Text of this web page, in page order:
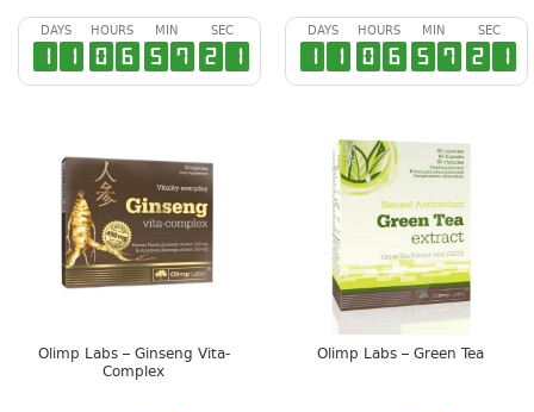
DAYS
1 1
HOURS
0 6
MIN
5 7
SEC
2 0
Olimp Labs – Ginseng Vita-
Complex
DAYS
1 1
HOURS
0 6
MIN
5 7
SEC
2 0
Olimp Labs – Green Tea